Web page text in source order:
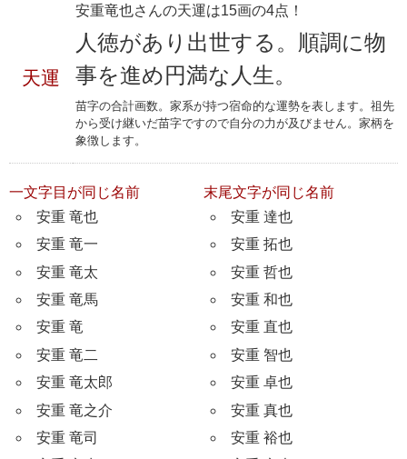
天運
安重竜也さんの天運は15画の4点！
人徳があり出世する。順調に物
事を進め円満な人生。
苗字の合計画数。家系が持つ宿命的な運勢を表します。祖先
から受け継いだ苗字ですので自分の力が及びません。家柄を
象徴します。
一文字目が同じ名前
安重 竜也
安重 竜一
安重 竜太
安重 竜馬
安重 竜
安重 竜二
安重 竜太郎
安重 竜之介
安重 竜司
末尾文字が同じ名前
安重 達也
安重 拓也
安重 哲也
安重 和也
安重 直也
安重 智也
安重 卓也
安重 真也
安重 裕也